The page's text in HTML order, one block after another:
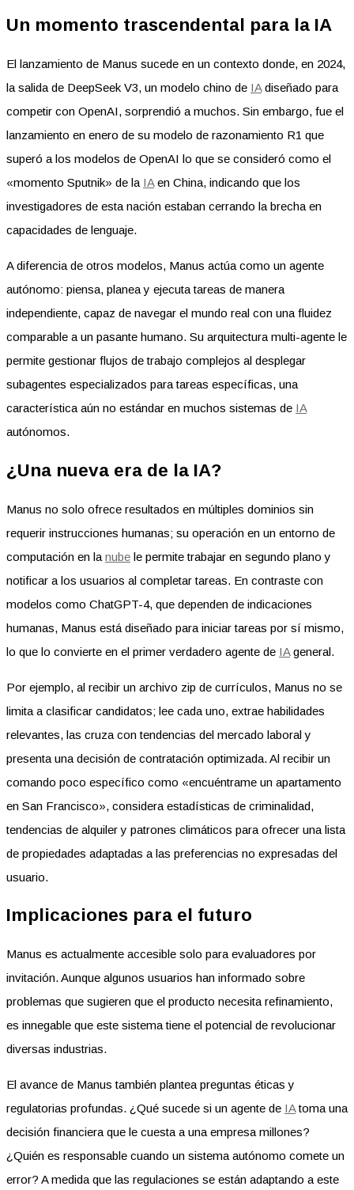
Un momento trascendental para la IA
El lanzamiento de Manus sucede en un contexto donde, en 2024,
la salida de DeepSeek V3, un modelo chino de IAdiseñado para
competir con OpenAI, sorprendió a muchos. Sin embargo, fue el
lanzamiento en enero de su modelo de razonamiento R1 que
superó a los modelos de OpenAI lo que se consideró como el
«momento Sputnik» de la IAen China, indicando que los
investigadores de esta nación estaban cerrando la brecha en
capacidades de lenguaje.
A diferencia de otros modelos, Manus actúa como un agente
autónomo: piensa, planea y ejecuta tareas de manera
independiente, capaz de navegar el mundo real con una fluidez
comparable a un pasante humano. Su arquitectura multi-agente le
permite gestionar flujos de trabajo complejos al desplegar
subagentes especializados para tareas específicas, una
característica aún no estándar en muchos sistemas de IA
autónomos.
¿Una nueva era de la IA?
Manus no solo ofrece resultados en múltiples dominios sin
requerir instrucciones humanas; su operación en un entorno de
computación en la nube le permite trabajar en segundo plano y
notificar a los usuarios al completar tareas. En contraste con
modelos como ChatGPT-4, que dependen de indicaciones
humanas, Manus está diseñado para iniciar tareas por sí mismo,
lo que lo convierte en el primer verdadero agente de IAgeneral.
Por ejemplo, al recibir un archivo zip de currículos, Manus no se
limita a clasificar candidatos; lee cada uno, extrae habilidades
relevantes, las cruza con tendencias del mercado laboral y
presenta una decisión de contratación optimizada. Al recibir un
comando poco específico como «encuéntrame un apartamento
en San Francisco», considera estadísticas de criminalidad,
tendencias de alquiler y patrones climáticos para ofrecer una lista
de propiedades adaptadas a las preferencias no expresadas del
usuario.
Implicaciones para el futuro
Manus es actualmente accesible solo para evaluadores por
invitación. Aunque algunos usuarios han informado sobre
problemas que sugieren que el producto necesita refinamiento,
es innegable que este sistema tiene el potencial de revolucionar
diversas industrias.
El avance de Manus también plantea preguntas éticas y
regulatorias profundas. ¿Qué sucede si un agente de IAtoma una
decisión financiera que le cuesta a una empresa millones?
¿Quién es responsable cuando un sistema autónomo comete un
error? A medida que las regulaciones se están adaptando a este